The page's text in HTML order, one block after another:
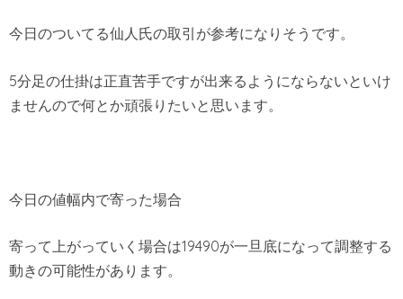
今日のついてる仙人氏の取引が参考になりそうです。
5分足の仕掛は正直苦手ですが出来るようにならないといけ
ませんので何とか頑張りたいと思います。
今日の値幅内で寄った場合
寄って上がっていく場合は19490が一旦底になって調整する
動きの可能性があります。